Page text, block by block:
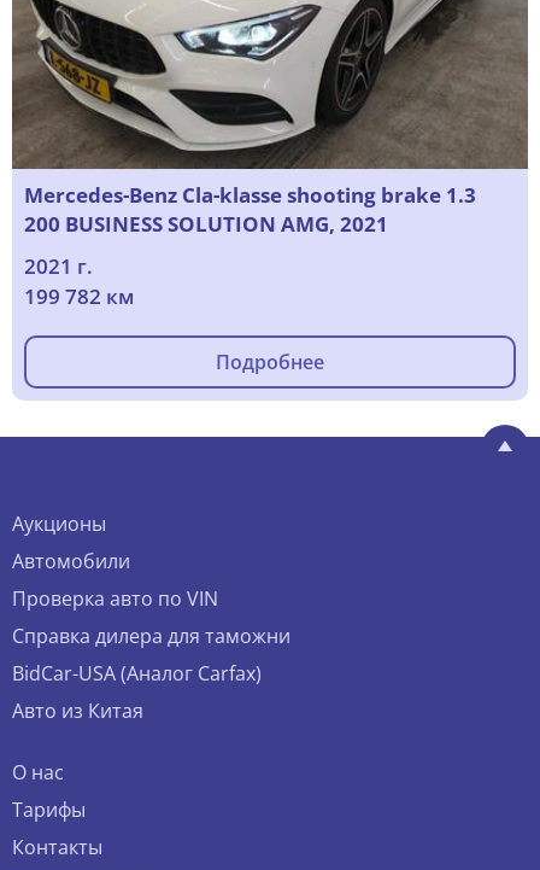
Mercedes-Benz Cla-klasse shooting brake 1.3
200 BUSINESS SOLUTION AMG, 2021
2021 г.
199 782 км
Подробнее
Аукционы
Автомобили
Проверка авто по VIN
Справка дилера для таможни
BidCar-USA (Аналог Carfax)
Авто из Китая
О нас
Тарифы
Контакты